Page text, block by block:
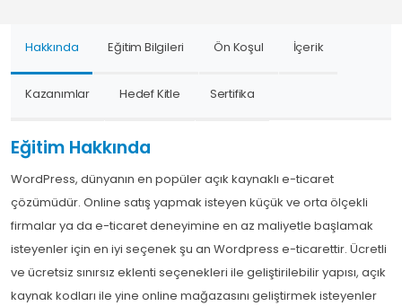
Hakkında Eğitim Bilgileri Ön Koşul İçerik
Kazanımlar Hedef Kitle Sertifika
Eğitim Hakkında
WordPress, dünyanın en popüler açık kaynaklı e-ticaret
çözümüdür. Online satış yapmak isteyen küçük ve orta ölçekli
firmalar ya da e-ticaret deneyimine en az maliyetle başlamak
isteyenler için en iyi seçenek şu an Wordpress e-ticarettir. Ücretli
ve ücretsiz sınırsız eklenti seçenekleri ile geliştirilebilir yapısı, açık
kaynak kodları ile yine online mağazasını geliştirmek isteyenler